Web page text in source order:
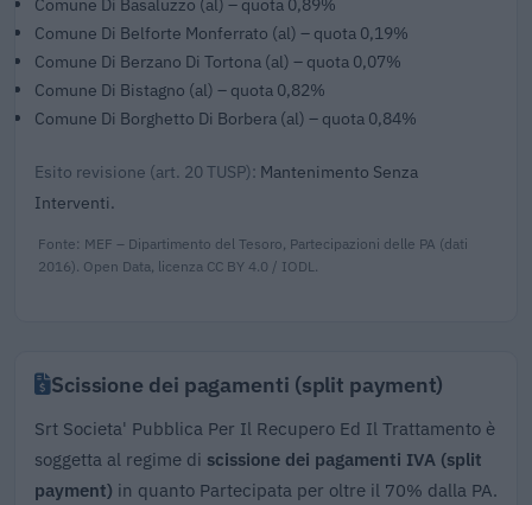
Comune Di Belforte Monferrato (al) – quota 0,19%
Comune Di Berzano Di Tortona (al) – quota 0,07%
Comune Di Bistagno (al) – quota 0,82%
Comune Di Borghetto Di Borbera (al) – quota 0,84%
Esito revisione (art. 20 TUSP): Mantenimento Senza
Interventi.
Fonte: MEF – Dipartimento del Tesoro, Partecipazioni delle PA (dati
2016). Open Data, licenza CC BY 4.0 / IODL.
Scissione dei pagamenti (split payment)
Srt Societa' Pubblica Per Il Recupero Ed Il Trattamento è
soggetta al regime di scissione dei pagamenti IVA (split
payment) in quanto Partecipata per oltre il 70% dalla PA.